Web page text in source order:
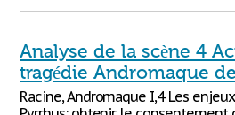
Analyse de la scène 4
tragédie Andromaque
Racine, Andromaque I,4 Les